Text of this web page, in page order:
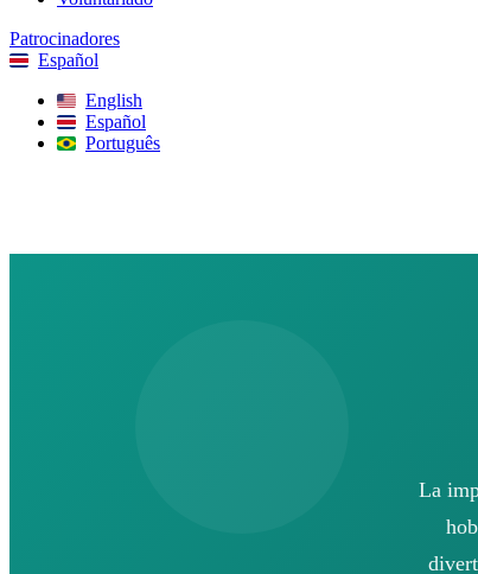
Patrocinadores
Español
English
Español
Português
La